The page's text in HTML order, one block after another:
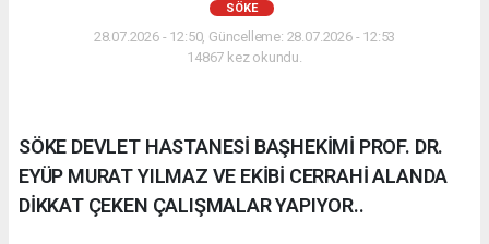
SÖKE
28.07.2026 - 12:50, Güncelleme: 28.07.2026 - 12:53
14867 kez okundu.
SÖKE DEVLET HASTANESİ BAŞHEKİMİ PROF. DR.
EYÜP MURAT YILMAZ VE EKİBİ CERRAHİ ALANDA
DİKKAT ÇEKEN ÇALIŞMALAR YAPIYOR..